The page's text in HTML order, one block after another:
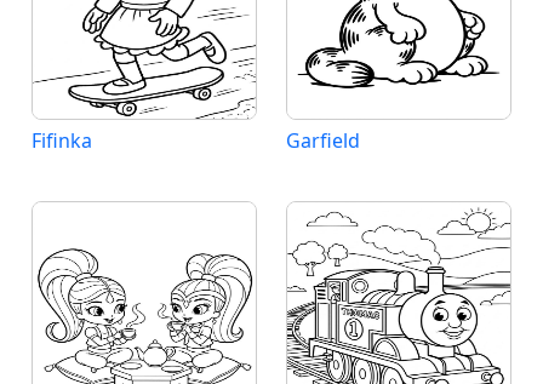
Fifinka Garfield